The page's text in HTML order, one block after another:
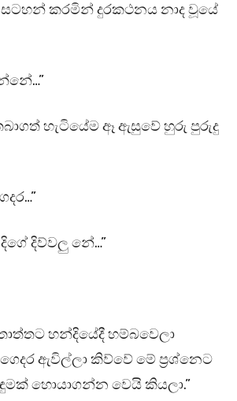
සටහන් කරමින් දුරකථනය නාද වූයේ
හැටියේම ඈ ඇසුවේ හුරු පුරුදු
දිගේ දිව්වලු නේ…”
හන්දියේදී හම්බවෙලා
ඇවිල්ලා කිව්වේ මේ ප්‍රශ්නෙට
හොයාගන්න වෙයි කියලා.”